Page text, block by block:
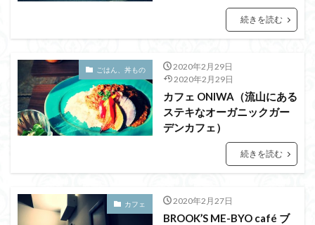
続きを読む
ごはん、丼もの
2020年2月29日
2020年2月29日
カフェ ONIWA（流山にある
ステキなオーガニックガー
デンカフェ）
続きを読む
カフェ 2020年2月27日
BROOK’S ME-BYO café ブ